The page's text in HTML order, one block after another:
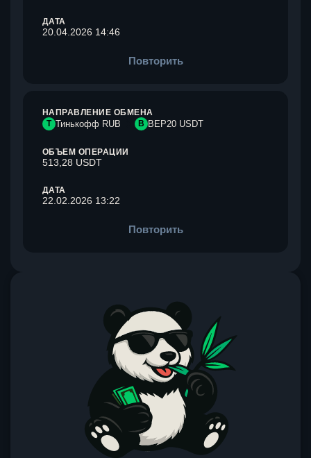
ДАТА
20.04.2026 14:46
Повторить
НАПРАВЛЕНИЕ ОБМЕНА
Т Тинькофф RUB B BEP20 USDT
ОБЪЕМ ОПЕРАЦИИ
513,28 USDT
ДАТА
22.02.2026 13:22
Повторить